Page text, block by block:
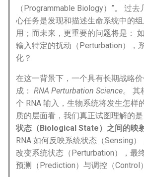
（Programmable Biology）”。 过
心任务是发现和描述生命系统中的
用；而未来，更重要的问题将是：
输入特定的扰动（Perturbation），
化？
在这一背景下，一个具有长期战略
成： RNA Perturbation Science。 其
个 RNA 输入，生物系统将发生怎样
质的层面看，我们真正试图理解的是
状态（Biological State）之间的映射
RNA 如何反映系统状态（Sensing）
改变系统状态（Perturbation），最
预测（Prediction）与调控（Control